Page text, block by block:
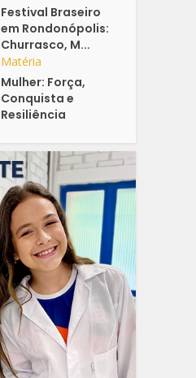
Festival Braseiro
em Rondonópolis:
Churrasco, M...
Matéria
Mulher: Força,
Conquista e
Resiliência